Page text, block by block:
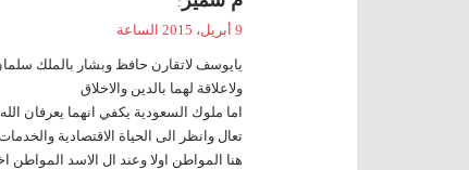
ل
9 أبريل، 2015 الساعة
يايوسف لاتقارن حافظ وبشار بالملك
ولاعلاقة لهما بالدين والاخلاق
اما ملوك السعودية يكفي انهما يعرفان
تعال وانظر الى الحياة الاقتصادية
هنا المواطن اولا وعند ال الاسد